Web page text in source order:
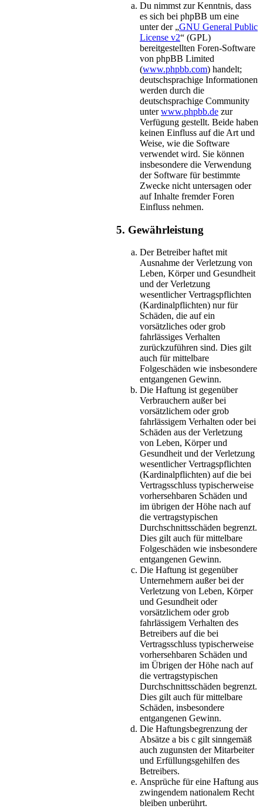
Du nimmst zur Kenntnis, dass
es sich bei phpBB um eine
unter der „GNU General Public
License v2“ (GPL)
bereitgestellten Foren-Software
von phpBB Limited
(www.phpbb.com) handelt;
deutschsprachige Informationen
werden durch die
deutschsprachige Community
unterwww.phpbb.de zur
Verfügung gestellt. Beide haben
keinen Einfluss auf die Art und
Weise, wie die Software
verwendet wird. Sie können
insbesondere die Verwendung
der Software für bestimmte
Zwecke nicht untersagen oder
auf Inhalte fremder Foren
Einfluss nehmen.
5. Gewährleistung
Der Betreiber haftet mit
Ausnahme der Verletzung von
Leben, Körper und Gesundheit
und der Verletzung
wesentlicher Vertragspflichten
(Kardinalpflichten) nur für
Schäden, die auf ein
vorsätzliches oder grob
fahrlässiges Verhalten
zurückzuführen sind. Dies gilt
auch für mittelbare
Folgeschäden wie insbesondere
entgangenen Gewinn.
Die Haftung ist gegenüber
Verbrauchern außer bei
vorsätzlichem oder grob
fahrlässigem Verhalten oder bei
Schäden aus der Verletzung
von Leben, Körper und
Gesundheit und der Verletzung
wesentlicher Vertragspflichten
(Kardinalpflichten) auf die bei
Vertragsschluss typischerweise
vorhersehbaren Schäden und
im übrigen der Höhe nach auf
die vertragstypischen
Durchschnittsschäden begrenzt.
Dies gilt auch für mittelbare
Folgeschäden wie insbesondere
entgangenen Gewinn.
Die Haftung ist gegenüber
Unternehmern außer bei der
Verletzung von Leben, Körper
und Gesundheit oder
vorsätzlichem oder grob
fahrlässigem Verhalten des
Betreibers auf die bei
Vertragsschluss typischerweise
vorhersehbaren Schäden und
im Übrigen der Höhe nach auf
die vertragstypischen
Durchschnittsschäden begrenzt.
Dies gilt auch für mittelbare
Schäden, insbesondere
entgangenen Gewinn.
Die Haftungsbegrenzung der
Absätze a bis c gilt sinngemäß
auch zugunsten der Mitarbeiter
und Erfüllungsgehilfen des
Betreibers.
Ansprüche für eine Haftung aus
zwingendem nationalem Recht
bleiben unberührt.